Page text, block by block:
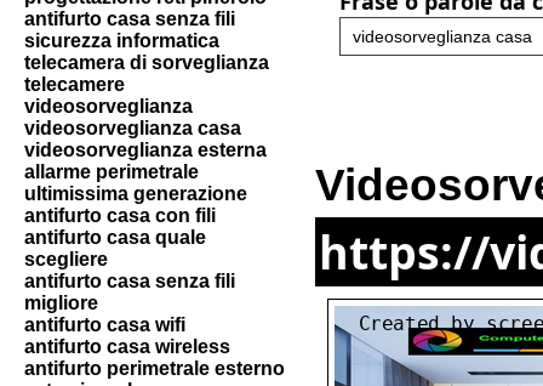
antifurto casa senza fili
sicurezza informatica
telecamera di sorveglianza
telecamere
videosorveglianza
videosorveglianza casa
videosorveglianza esterna
allarme perimetrale
ultimissima generazione
antifurto casa con fili
antifurto casa quale
scegliere
antifurto casa senza fili
migliore
antifurto casa wifi
antifurto casa wireless
antifurto perimetrale esterno
https://